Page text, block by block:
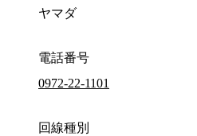
ヤマダ
電話番号
0972-22-1101
回線種別